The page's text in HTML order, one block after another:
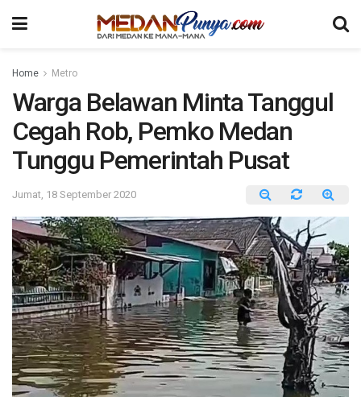
Home Metro
Warga Belawan Minta Tanggul
Cegah Rob, Pemko Medan
Tunggu Pemerintah Pusat
Jumat, 18 September 2020